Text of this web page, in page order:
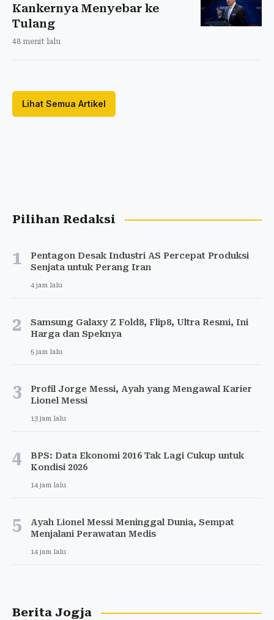
Kankernya Menyebar ke
Tulang
48 menit lalu
Lihat Semua Artikel
Pilihan Redaksi
1
Pentagon Desak Industri AS Percepat Produksi
Senjata untuk Perang Iran
4 jam lalu
2
Samsung Galaxy Z Fold8, Flip8, Ultra Resmi, Ini
Harga dan Speknya
5 jam lalu
3
Profil Jorge Messi, Ayah yang Mengawal Karier
Lionel Messi
13 jam lalu
4
BPS: Data Ekonomi 2016 Tak Lagi Cukup untuk
Kondisi 2026
14 jam lalu
5
Ayah Lionel Messi Meninggal Dunia, Sempat
Menjalani Perawatan Medis
14 jam lalu
Berita Jogja